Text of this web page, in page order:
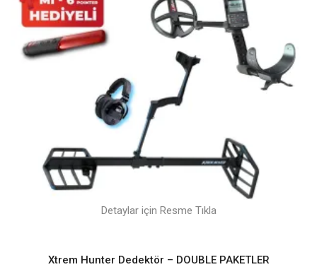
Detaylar için Resme Tıkla
Xtrem Hunter Dedektör – DOUBLE PAKETLER